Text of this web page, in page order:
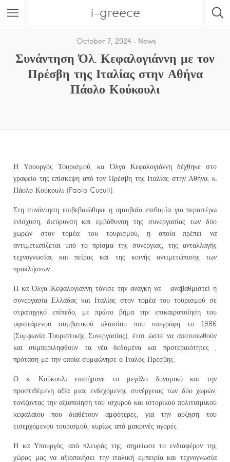
i-greece
October 7, 2024 News
Συνάντηση Όλ. Κεφαλογιάννη με τον
Πρέσβη της Ιταλίας στην Αθήνα
Πάολο Κούκουλι
Η Υπουργός Τουρισμού, κα Όλγα Κεφαλογιάννη δέχθηκε στο
γραφείο της επίσκεψη από τον Πρέσβη της Ιταλίας στην Αθήνα, κ.
Πάολο Κούκουλι (Paolo Cuculi).
Στη συνάντηση επιβεβαιώθηκε η αμοιβαία επιθυμία για περαιτέρω
ενίσχυση, διεύρυνση και εμβάθυνση της συνεργασίας των δύο
χωρών στον τομέα του τουρισμού, η οποία πρέπει να
αντιμετωπίζεται υπό το πρίσμα της συνέργιας, της ανταλλαγής
τεχνογνωσίας και πείρας και της κοινής αντιμετώπισης των
προκλήσεων.
Η κα Όλγα Κεφαλογιάννη τόνισε την ανάγκη να αναβαθμιστεί η
συνεργασία Ελλάδας και Ιταλίας στον τομέα του τουρισμού σε
στρατηγικό επίπεδο, με πρώτο βήμα την επικαιροποίηση του
υφιστάμενου συμβατικού πλαισίου που υπεγράφη το 1986
(Συμφωνία Τουριστικής Συνεργασίας), έτσι ώστε να αποτυπωθούν
και συμπεριληφθούν τα νέα δεδομένα και προτεραιότητες ,
πρόταση με την οποία συμφώνησε ο Ιταλός Πρέσβης.
Ο κ. Κούκουλι επισήμανε το μεγάλο δυναμικό και την
προστιθέμενη αξία μιας ενδεχόμενης συνέργειας των δύο χωρών,
τονίζοντας την αξιοποίηση του ισχυρού και ιστορικού πολιτισμικού
κεφαλαίου που διαθέτουν αμφότερες, για την αύξηση του
εισερχόμενου τουρισμού, κυρίως από μακρινές αγορές.
Η κα Υπουργός, από πλευράς της, σημείωσε το ενδιαφέρον της
χώρας μας να αξιοποιήσει την ιταλική εμπειρία και τεχνογνωσία